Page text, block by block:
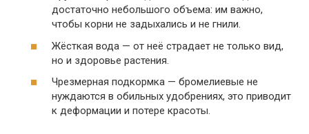
достаточно небольшого объема: им важно,
чтобы корни не задыхались и не гнили.
Жёсткая вода — от неё страдает не только вид,
но и здоровье растения.
Чрезмерная подкормка — бромелиевые не
нуждаются в обильных удобрениях, это приводит
к деформации и потере красоты.